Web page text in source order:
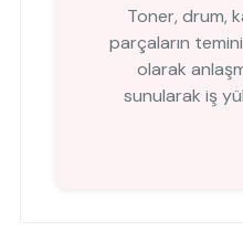
Toner, drum,
parçaların
olarak
sunularak iş